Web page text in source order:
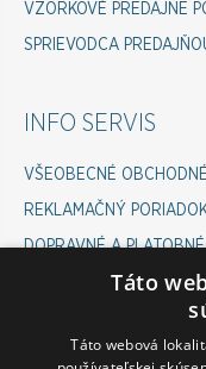
VZORKOVÉ PREDAJNE
SPRIEVODCA
INFO SERVIS
VŠEOBECNÉ
REKLAMAČNÝ
DOPRAVNÉ A
COOKIES POLICY
ODSTÚPENIE OD
Táto
Táto webová